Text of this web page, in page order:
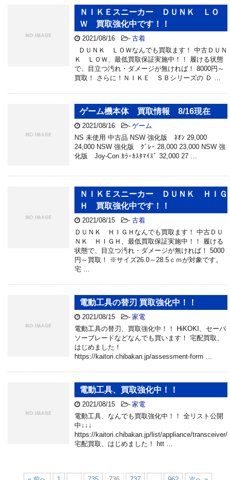
ＮＩＫＥスニーカー ＤＵＮＫ ＬＯ
Ｗ 買取強化中です！！
2021/08/16 - 古着
ＤＵＮＫ ＬＯＷなんでも買取ます！ 中古ＤＵＮ
Ｋ ＬＯＷ、最低買取保証実施中！！ 履ける状態
で、目立つ汚れ・ダメージが無ければ！ 8000円～
買取！ さらに！ＮＩＫＥ ＳＢシリーズの Ｄ …
ゲーム機本体 買取情報 8/16現在
2021/08/16 - ゲーム
NS 未使用 中古品 NSW 強化版 ﾈｵﾝ 29,000
24,000 NSW 強化版 ｸﾞﾚｰ 28,000 23,000 NSW 強
化版 Joy-Con ｶﾗｰｶｽﾀﾏｲｽﾞ 32,000 27 …
ＮＩＫＥスニーカー ＤＵＮＫ ＨＩＧ
Ｈ 買取強化中です！！
2021/08/15 - 古着
ＤＵＮＫ ＨＩＧＨなんでも買取ます！ 中古ＤＵ
ＮＫ ＨＩＧＨ、最低買取保証実施中！！ 履ける
状態で、目立つ汚れ・ダメージが無ければ！ 5000
円～買取！ ※サイズ26.0～28.5ｃｍが対象です。
宅 …
電動工具の替刃 買取強化中！！
2021/08/15 - 家電
電動工具の替刃、買取強化中！！ HiKOKI、セーバ
ソーブレードなどなんでも買います！ 宅配買取、
はじめました！
https://kaitori.chibakan.jp/assessment-form …
電動工具、買取強化中！！
2021/08/15 - 家電
電動工具、なんでも買取強化中！！ 全リスト公開
中↓↓↓
https://kaitori.chibakan.jp/list/appliance/transceiver/
宅配買取、はじめました！ htt …